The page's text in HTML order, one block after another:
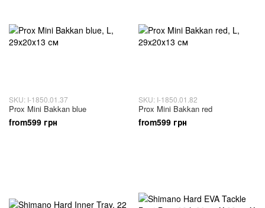
SKU: I-1850.01.37
Prox Mini Bakkan blue
from599 грн
SKU: I-1850.01.82
Prox Mini Bakkan red
from599 грн